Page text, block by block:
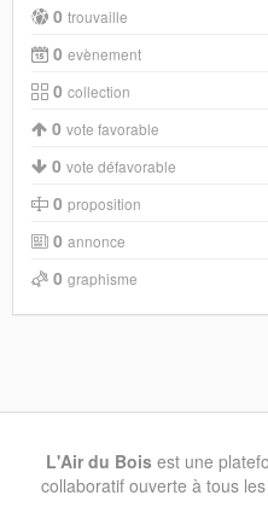
0 trouvaille
0 evènement
0 collection
0 vote favorable
0 vote défavorable
0 proposition
0 annonce
0 graphisme
L'Air du Bois est une
collaboratif ouverte à tous